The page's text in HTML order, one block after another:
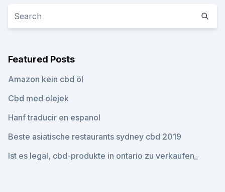
Featured Posts
Amazon kein cbd öl
Cbd med olejek
Hanf traducir en espanol
Beste asiatische restaurants sydney cbd 2019
Ist es legal, cbd-produkte in ontario zu verkaufen_